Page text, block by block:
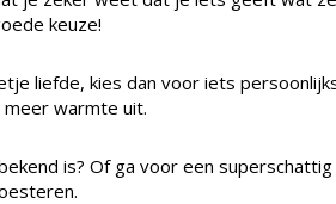
keuze!
liefde, kies dan voor iets
meer warmte uit.
is? Of ga voor een superschattig